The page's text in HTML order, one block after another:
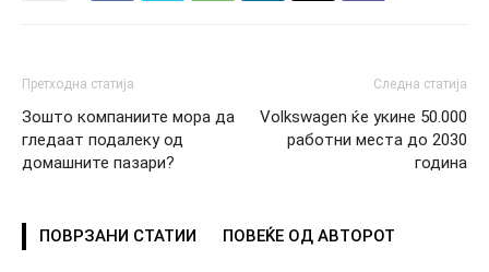
Претходна статија
Зошто компаниите мора да
гледаат подалеку од
домашните пазари?
Следна статија
Volkswagen ќе укине 50.000
работни места до 2030
година
ПОВРЗАНИ СТАТИИ ПОВЕЌЕ ОД АВТОРОТ